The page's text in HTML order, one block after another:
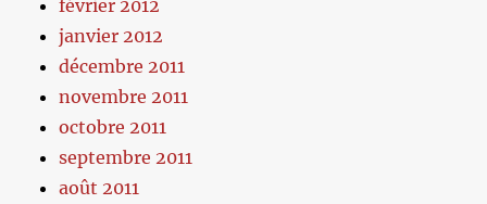
février 2012
janvier 2012
décembre 2011
novembre 2011
octobre 2011
septembre 2011
août 2011